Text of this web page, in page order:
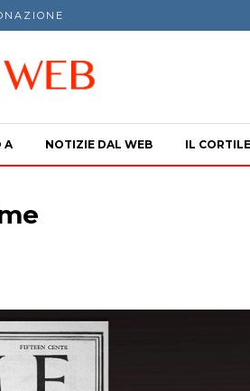
A NOTIZIE DAL WEB IL CORTILE